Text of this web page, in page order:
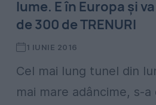
lume. E în Europa și
de 300 de TRENURI
1 IUNIE 2016
Cel mai lung tunel din
mai mare adâncime, s-